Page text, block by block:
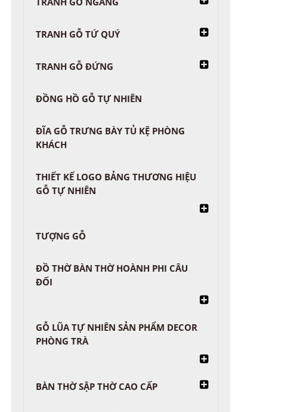
TRANH GỖ TỨ QUÝ
TRANH GỖ ĐỨNG
ĐỒNG HỒ GỖ TỰ NHIÊN
ĐĨA GỖ TRƯNG BÀY TỦ KỆ PHÒNG
KHÁCH
THIẾT KẾ LOGO BẢNG THƯƠNG HIỆU
GỖ TỰ NHIÊN
TƯỢNG GỖ
ĐỒ THỜ BÀN THỜ HOÀNH PHI CÂU
ĐỐI
GỖ LŨA TỰ NHIÊN SẢN PHẨM DECOR
PHÒNG TRÀ
BÀN THỜ SẬP THỜ CAO CẤP